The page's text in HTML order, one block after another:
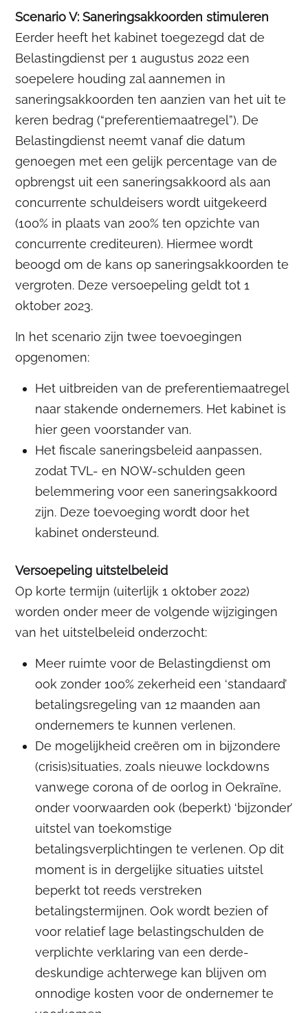
Scenario V: Saneringsakkoorden stimuleren
Eerder heeft het kabinet toegezegd dat de
Belastingdienst per 1 augustus 2022 een
soepelere houding zal aannemen in
saneringsakkoorden ten aanzien van het uit te
keren bedrag (“preferentiemaatregel”). De
Belastingdienst neemt vanaf die datum
genoegen met een gelijk percentage van de
opbrengst uit een saneringsakkoord als aan
concurrente schuldeisers wordt uitgekeerd
(100% in plaats van 200% ten opzichte van
concurrente crediteuren). Hiermee wordt
beoogd om de kans op saneringsakkoorden te
vergroten. Deze versoepeling geldt tot 1
oktober 2023.
In het scenario zijn twee toevoegingen
opgenomen:
Het uitbreiden van de preferentiemaatregel
naar stakende ondernemers. Het kabinet is
hier geen voorstander van.
Het fiscale saneringsbeleid aanpassen,
zodat TVL- en NOW-schulden geen
belemmering voor een saneringsakkoord
zijn. Deze toevoeging wordt door het
kabinet ondersteund.
Versoepeling uitstelbeleid
Op korte termijn (uiterlijk 1 oktober 2022)
worden onder meer de volgende wijzigingen
van het uitstelbeleid onderzocht:
Meer ruimte voor de Belastingdienst om
ook zonder 100% zekerheid een ‘standaard’
betalingsregeling van 12 maanden aan
ondernemers te kunnen verlenen.
De mogelijkheid creëren om in bijzondere
(crisis)situaties, zoals nieuwe lockdowns
vanwege corona of de oorlog in Oekraïne,
onder voorwaarden ook (beperkt) ‘bijzonder’
uitstel van toekomstige
betalingsverplichtingen te verlenen. Op dit
moment is in dergelijke situaties uitstel
beperkt tot reeds verstreken
betalingstermijnen. Ook wordt bezien of
voor relatief lage belastingschulden de
verplichte verklaring van een derde-
deskundige achterwege kan blijven om
onnodige kosten voor de ondernemer te